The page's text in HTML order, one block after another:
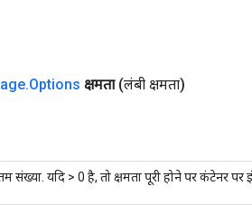
.Options क्षमता (लंबी क्षमता)
संख्या. यदि > 0 है, तो क्षमता पूरी होने पर कंटेनर पर